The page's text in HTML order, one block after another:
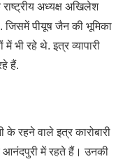
राष्ट्रीय अध्यक्ष अखिलेश
जिसमें पीयूष जैन की भूमिका
भी रहे थे. इत्र व्यापारी
हैं.
रहने वाले इत्र कारोबारी
आनंदपुरी में रहते हैं। उनकी